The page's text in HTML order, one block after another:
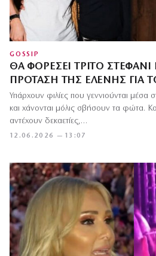
GOSSIP
ΘΑ ΦΟΡΈΣΕΙ ΤΡΊΤΟ
ΠΡΌΤΑΣΗ ΤΗΣ ΕΛΈΝΗΣ ΓΙΑ
12.06.2026 — 13:07
Υπάρχουν φιλίες που γεννιούνται μέσα
και χάνονται μόλις σβήσουν τα φώτα.
αντέχουν δεκαετίες,…